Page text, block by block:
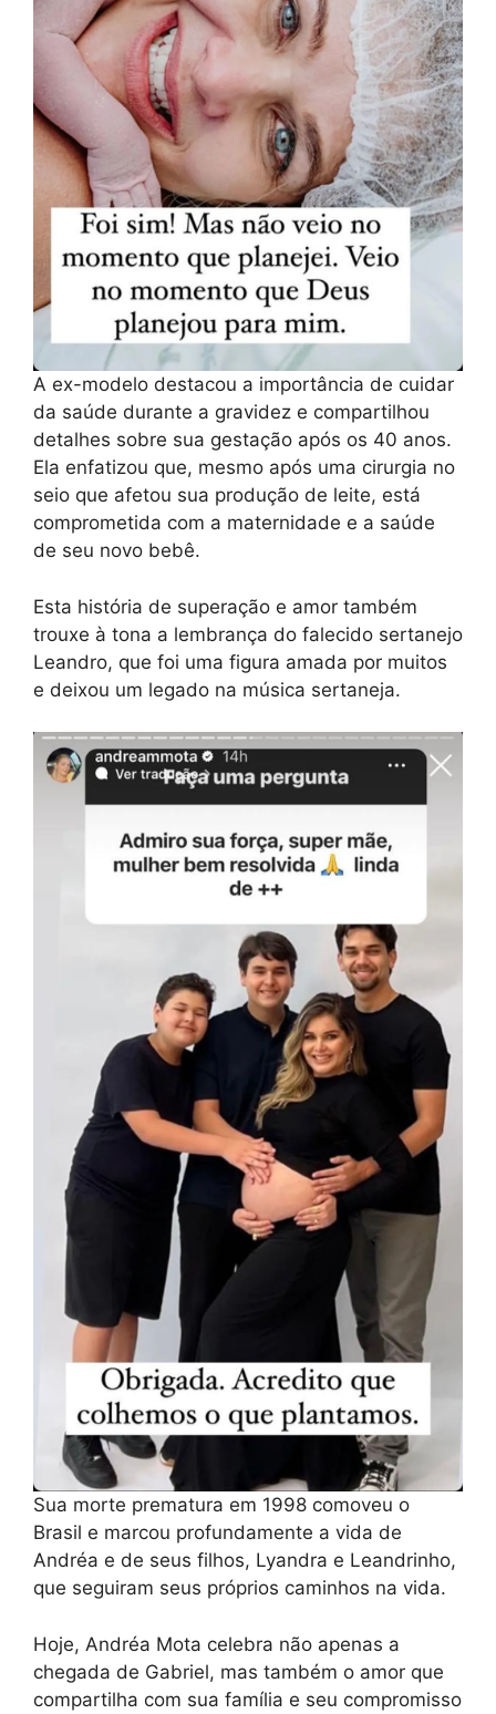
A ex-modelo destacou a importância de cuidar
da saúde durante a gravidez e compartilhou
detalhes sobre sua gestação após os 40 anos.
Ela enfatizou que, mesmo após uma cirurgia no
seio que afetou sua produção de leite, está
comprometida com a maternidade e a saúde
de seu novo bebê.
Esta história de superação e amor também
trouxe à tona a lembrança do falecido sertanejo
Leandro, que foi uma figura amada por muitos
e deixou um legado na música sertaneja.
Sua morte prematura em 1998 comoveu o
Brasil e marcou profundamente a vida de
Andréa e de seus filhos, Lyandra e Leandrinho,
que seguiram seus próprios caminhos na vida.
Hoje, Andréa Mota celebra não apenas a
chegada de Gabriel, mas também o amor que
compartilha com sua família e seu compromisso